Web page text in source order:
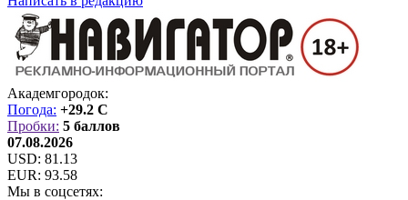
Академгородок:
Погода: +29.2 C
Пробки: 5 баллов
07.08.2026
USD: 81.13
EUR: 93.58
Мы в соцсетях: